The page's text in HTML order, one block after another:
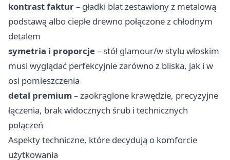
kontrast faktur– gładki blat zestawiony z metalową
podstawą albo ciepłe drewno połączone z chłodnym
detalem
symetria i proporcje– stół glamour/w stylu włoskim
musi wyglądać perfekcyjnie zarówno z bliska, jak i w
osi pomieszczenia
detal premium– zaokrąglone krawędzie, precyzyjne
łączenia, brak widocznych śrub i technicznych
połączeń
Aspekty techniczne, które decydują o komforcie
użytkowania